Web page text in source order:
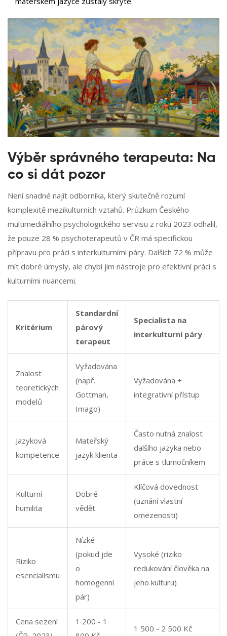
Výběr správného terapeuta: Na
co si dát pozor
Není snadné najít odborníka, který skutečně rozumí
komplexitě mezikulturních vztahů. Průzkum Českého
multimediálního psychologického servisu z roku 2023 odhalil,
že pouze 28 % psychoterapeutů v ČR má specifickou
přípravu pro práci s interkulturními páry. Dalších 72 % může
mít dobré úmysly, ale chybí jim nástroje pro efektivní práci s
kulturními nuancemi.
Kritérium
Standardní
párový
terapeut
Specialista na
interkulturní páry
Znalost
teoretických
modelů
Vyžadována
(např.
Gottman,
Imago)
Vyžadována +
integrativní přístup
Jazyková
kompetence
Mateřský
jazyk klienta
Často nutná znalost
dalšího jazyka nebo
práce s tlumočníkem
Kulturní
humilita
Dobré
vědět
Klíčová dovednost
(uznání vlastní
omezenosti)
Riziko
esencialismu
Nízké
(pokud jde
o
homogenní
pár)
Vysoké (riziko
redukování člověka na
jeho kulturu)
Cena sezení
1 200 - 1
1 500 - 2 500 Kč